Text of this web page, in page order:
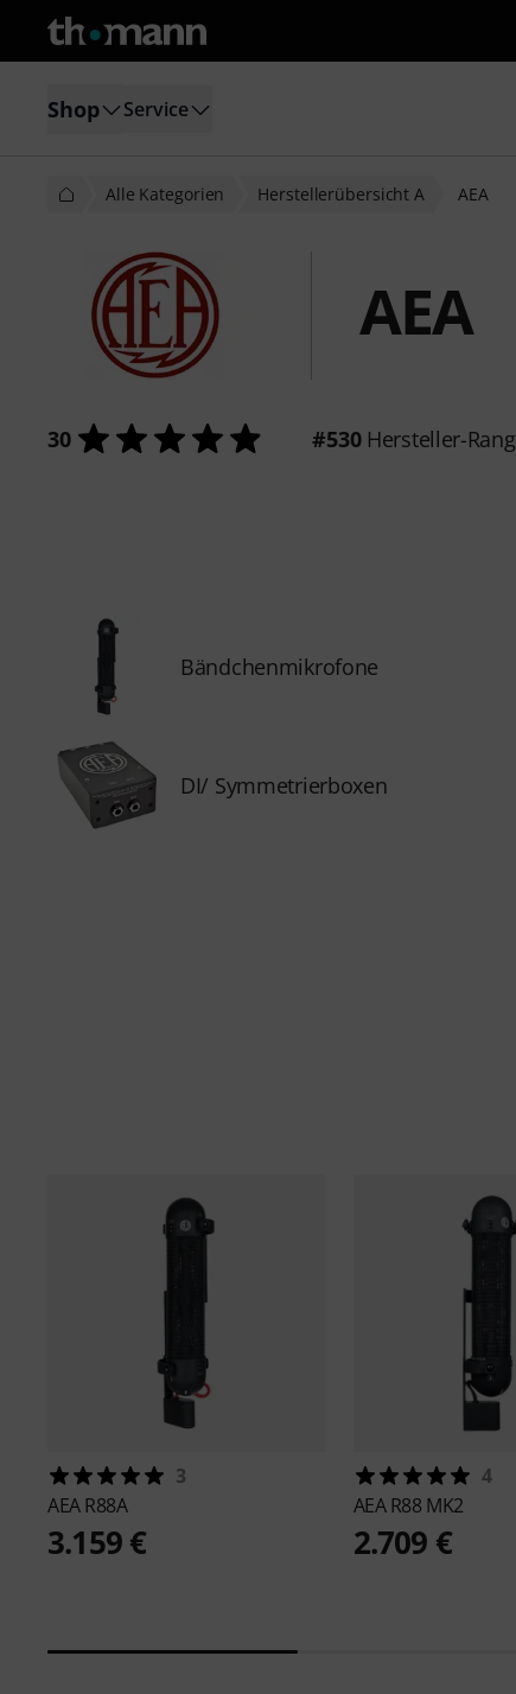
Shop Service
Alle Kategorien Herstellerübersicht A AEA
AEA
30 #530Hersteller-Rang
Bändchenmikrofone
DI/ Symmetrierboxen
3
AEAR88A
3.159 €
4
AEAR88 MK2
2.709 €